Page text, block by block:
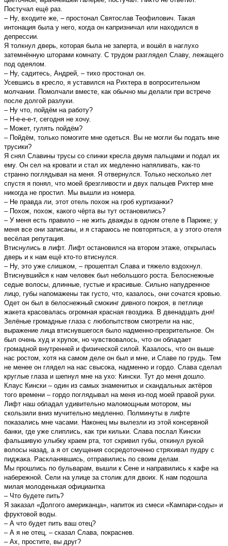
Постучал ещё раз.
– Ну, входите же, – простонал Святослав Теофилович. Такая
интонация была у него, когда он капризничал или находился в
депрессии.
Я толкнул дверь, которая была не заперта, и вошёл в наглухо
затемнённую шторами комнату. С трудом разглядел Славу, лежащего
под одеялом.
– Ну, садитесь, Андрей, – тихо простонал он.
Усевшись в кресло, я уставился на Рихтера в вопросительном
молчании. Помолчали вместе, как обычно мы делали при встрече
после долгой разлуки.
– Ну что, пойдём на работу?
– Н-е-е-е-т, сегодня не хочу.
– Может, гулять пойдём?
– Пойдём, только помогите мне одеться. Вы не могли бы подать мне
трусики?
Я снял Славины трусы со спинки кресла двумя пальцами и подал их
ему. Он сел на кровати и стал их медленно напяливать, как-то
странно поглядывая на меня. Я отвернулся. Только несколько лет
спустя я понял, что моей брезгливости и двух пальцев Рихтер мне
никогда не простил. Мы вышли из номера.
– Не правда ли, этот отель похож на гроб куртизанки?
– Похож, похож, какого чёрта вы тут остановились?
– У меня есть правило – не жить дважды в одном отеле в Париже; у
меня все они записаны, и я стараюсь не повторяться, а у этого отеля
весёлая репутация.
Втиснулись в лифт. Лифт остановился на втором этаже, открылась
дверь и к нам ещё кто-то втиснулся.
– Ну, это уже слишком, – прошептал Слава и тяжело вздохнул.
Втиснувшийся к нам человек был небольшого роста. Белоснежные
седые волосы, длинные, густые и красивые. Сильно напудренное
лицо, губы напомажены так густо, что, казалось, они сочатся кровью.
Одет он был в белоснежный смокинг дивного покроя, в петлице
жакета красовалась огромная красная гвоздика. В двенадцать дня!
Зелёные громадные глаза с любопытством смотрели на нас,
выражение лица втиснувшегося было надменно-презрительное. Он
был очень худ и хрупок, но чувствовалось, что он обладает
громадной внутренней и физической силой. Казалось, что он выше
нас ростом, хотя на самом деле он был и мне, и Славе по грудь. Тем
не менее он глядел на нас свысока, надменно и гордо. Слава сделал
круглые глаза и шепнул мне на ухо: Кински. Тут до меня дошло.
Клаус Кински – один из самых знаменитых и скaндальных актёров
того времени – гордо поглядывал на меня из-под моей правой руки.
Лифт наш обладал удивительно маломощным мотором, мы
скользили вниз мучительно медленно. Полминуты в лифте
показались мне часами. Наконец мы вылезли из этой консервной
банки, где уже слиплись, как три кильки. Слава послал Кински
фальшивую улыбку краем рта, тот скривил губы, откинул рукой
волосы назад, а я от смущения сосредоточенно стряхивал пудру с
пиджака. Раскланявшись, отправились по своим делам.
Мы прошлись по бульварам, вышли к Сене и направились к кафе на
набережной. Сели на улице за столик для двоих. К нам подошла
милая молоденькая официантка
– Что будете пить?
Я заказал «Долгого американца», напиток из смеси «Кампари-соды» и
фруктовой воды.
– А что будет пить ваш отец?
– А я не отец, – сказал Слава, покраснев.
– Ах, простите, вы друг?